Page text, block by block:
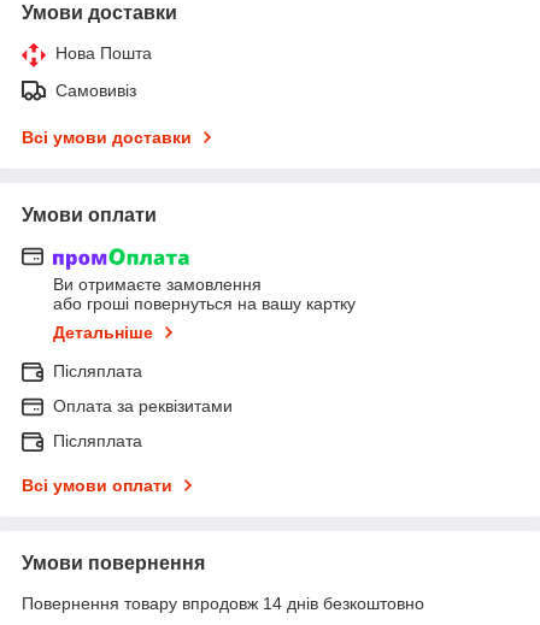
Умови доставки
Нова Пошта
Самовивіз
Всі умови доставки
Умови оплати
Ви отримаєте замовлення
або гроші повернуться на вашу картку
Детальніше
Післяплата
Оплата за реквізитами
Післяплата
Всі умови оплати
Умови повернення
Повернення товару впродовж 14 днів безкоштовно